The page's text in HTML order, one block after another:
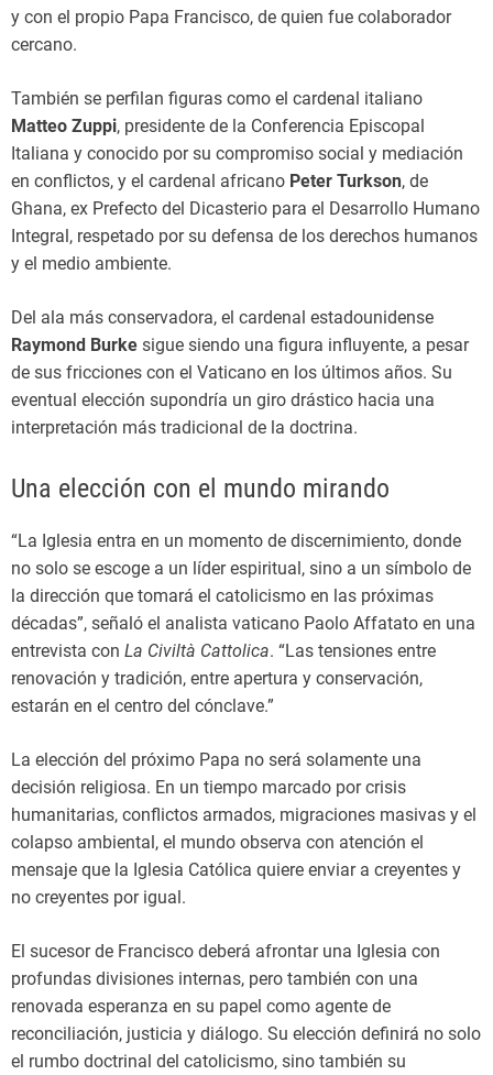
y con el propio Papa Francisco, de quien fue colaborador
cercano.
También se perfilan figuras como el cardenal italiano
Matteo Zuppi, presidente de la Conferencia Episcopal
Italiana y conocido por su compromiso social y mediación
en conflictos, y el cardenal africano Peter Turkson, de
Ghana, ex Prefecto del Dicasterio para el Desarrollo Humano
Integral, respetado por su defensa de los derechos humanos
y el medio ambiente.
Del ala más conservadora, el cardenal estadounidense
Raymond Burke sigue siendo una figura influyente, a pesar
de sus fricciones con el Vaticano en los últimos años. Su
eventual elección supondría un giro drástico hacia una
interpretación más tradicional de la doctrina.
Una elección con el mundo mirando
“La Iglesia entra en un momento de discernimiento, donde
no solo se escoge a un líder espiritual, sino a un símbolo de
la dirección que tomará el catolicismo en las próximas
décadas”, señaló el analista vaticano Paolo Affatato en una
entrevista con La Civiltà Cattolica. “Las tensiones entre
renovación y tradición, entre apertura y conservación,
estarán en el centro del cónclave.”
La elección del próximo Papa no será solamente una
decisión religiosa. En un tiempo marcado por crisis
humanitarias, conflictos armados, migraciones masivas y el
colapso ambiental, el mundo observa con atención el
mensaje que la Iglesia Católica quiere enviar a creyentes y
no creyentes por igual.
El sucesor de Francisco deberá afrontar una Iglesia con
profundas divisiones internas, pero también con una
renovada esperanza en su papel como agente de
reconciliación, justicia y diálogo. Su elección definirá no solo
el rumbo doctrinal del catolicismo, sino también su